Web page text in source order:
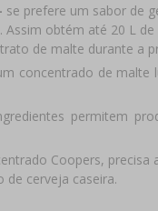
se prefere um sabor de
obtém até 20 L
de malte durante a
concentrado de malte
permitem
Coopers, precisa
de cerveja caseira.